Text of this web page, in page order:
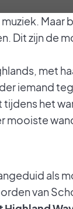
Maar
Dit zijn de
met
iemand
het
mooiste
als
van